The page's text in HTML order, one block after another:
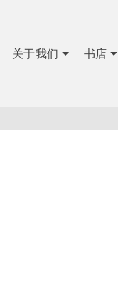
关于我们 书店